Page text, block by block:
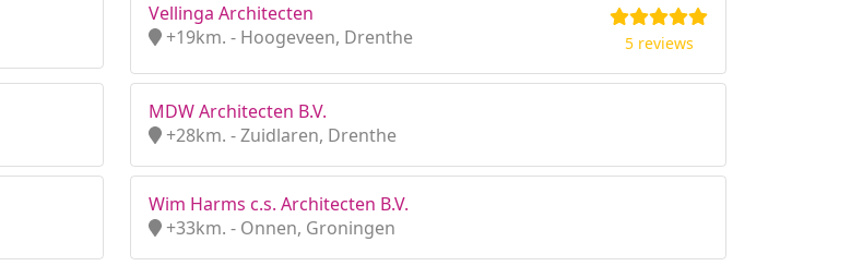
Vellinga Architecten
+19km. - Hoogeveen, Drenthe
5 reviews
MDW Architecten B.V.
+28km. - Zuidlaren, Drenthe
Wim Harms c.s. Architecten B.V.
+33km. - Onnen, Groningen